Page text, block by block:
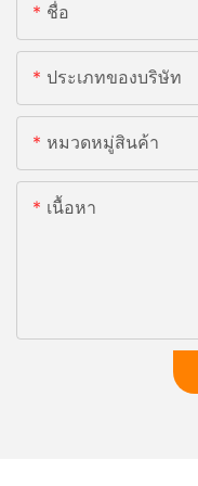
ชื่อ
ประเภทของบริษัท
หมวดหมู่สินค้า
เนื้อหา